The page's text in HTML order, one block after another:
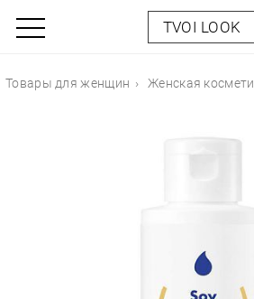
TVOI LOOK
Товары для женщин Женская